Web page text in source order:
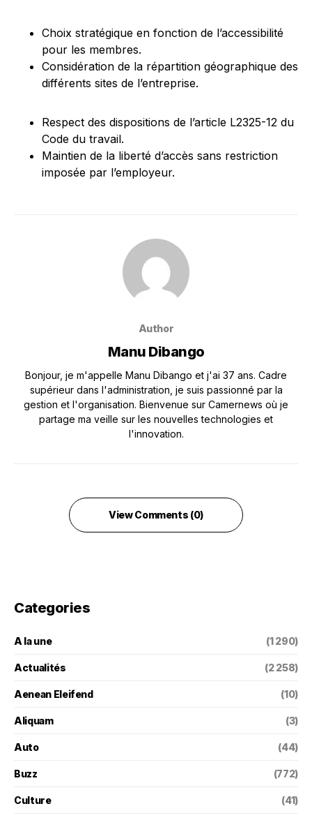
Choix stratégique en fonction de l’accessibilité
pour les membres.
Considération de la répartition géographique des
différents sites de l’entreprise.
Respect des dispositions de l’article L2325-12 du
Code du travail.
Maintien de la liberté d’accès sans restriction
imposée par l’employeur.
Author
Manu Dibango
Bonjour, je m'appelle Manu Dibango et j'ai 37 ans. Cadre
supérieur dans l'administration, je suis passionné par la
gestion et l'organisation. Bienvenue sur Camernews où je
partage ma veille sur les nouvelles technologies et
l'innovation.
View Comments (0)
Categories
A la une (1 290)
Actualités (2 258)
Aenean Eleifend (10)
Aliquam (3)
Auto (44)
Buzz (772)
Culture (41)